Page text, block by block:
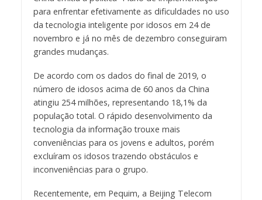
para enfrentar efetivamente as dificuldades no uso
da tecnologia inteligente por idosos em 24 de
novembro e já no mês de dezembro conseguiram
grandes mudanças.
De acordo com os dados do final de 2019, o
número de idosos acima de 60 anos da China
atingiu 254 milhões, representando 18,1% da
população total. O rápido desenvolvimento da
tecnologia da informação trouxe mais
conveniências para os jovens e adultos, porém
excluíram os idosos trazendo obstáculos e
inconveniências para o grupo.
Recentemente, em Pequim, a Beijing Telecom